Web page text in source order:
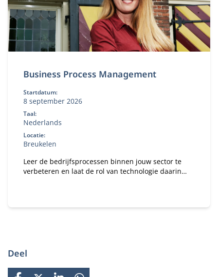
Business Process Management
Startdatum:
8 september 2026
Taal:
Nederlands
Locatie:
Breukelen
Leer de bedrijfsprocessen binnen jouw sector te
verbeteren en laat de rol van technologie daarin
Deel